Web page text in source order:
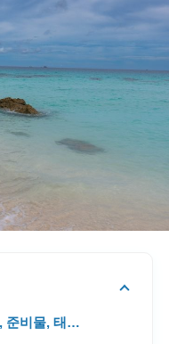
정보 총정리